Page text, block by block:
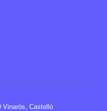
Vinaròs, Castelló